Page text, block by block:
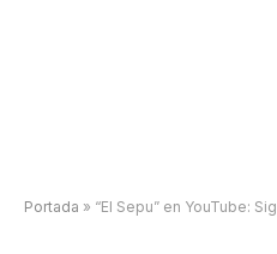
Portada » “El Sepu” en YouTube: